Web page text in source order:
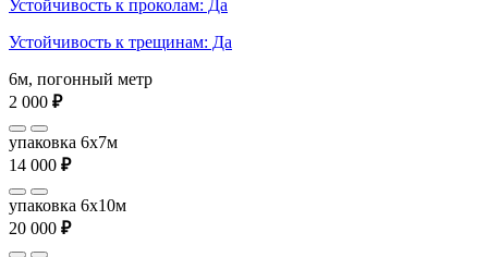
Устойчивость к проколам: Да
Устойчивость к трещинам: Да
6м, погонный метр
2 000 ₽
упаковка 6x7м
14 000 ₽
упаковка 6x10м
20 000 ₽